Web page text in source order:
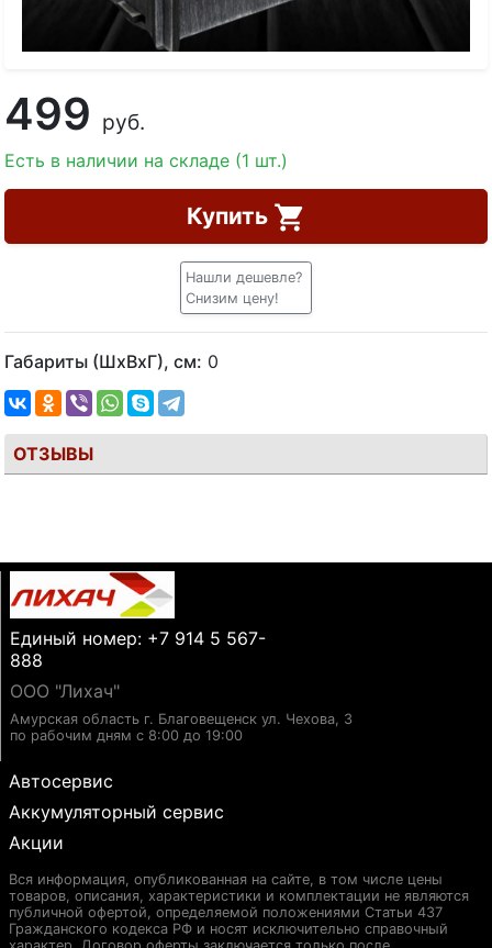
499 руб.
Есть в наличии на складе (1 шт.)
Купить
Нашли дешевле?
Снизим цену!
Габариты (ШхВхГ), см: 0
ОТЗЫВЫ
Единый номер: +7 914 5 567-
888
ООО "Лихач"
Амурская область г. Благовещенск ул. Чехова, 3
по рабочим дням с 8:00 до 19:00
Автосервис
Аккумуляторный сервис
Акции
Вся информация, опубликованная на сайте, в том числе цены
товаров, описания, характеристики и комплектации не являются
публичной офертой, определяемой положениями Статьи 437
Гражданского кодекса РФ и носят исключительно справочный